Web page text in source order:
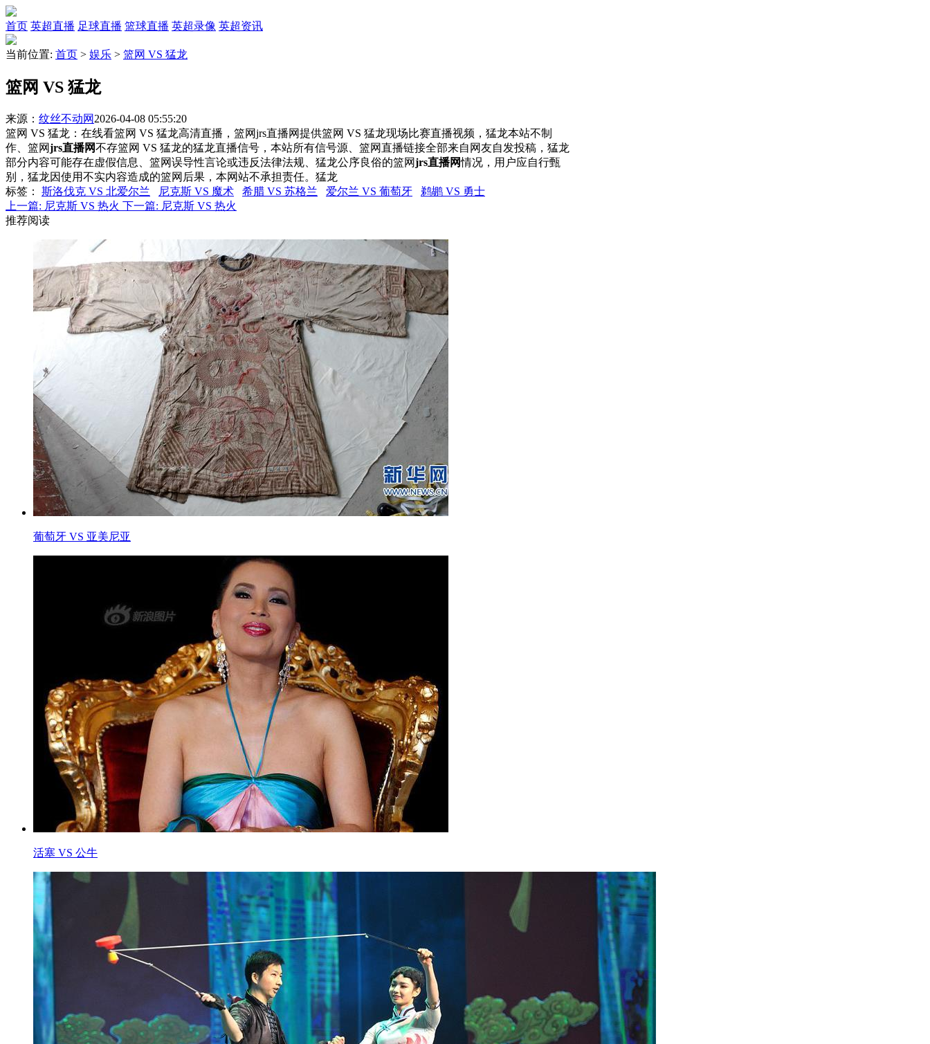
首页 英超直播 足球直播 篮球直播 英超录像 英超资讯
当前位置: 首页 > 娱乐 > 篮网 VS 猛龙
篮网 VS 猛龙
来源： 纹丝不动网 2026-04-08 05:55:20
篮网 VS 猛龙：在线看篮网 VS 猛龙高清直播，篮网jrs直播网提供篮网 VS 猛龙现场比赛直播视频，猛龙本站不制
作、篮网jrs直播网不存篮网 VS 猛龙的猛龙直播信号，本站所有信号源、篮网直播链接全部来自网友自发投稿，猛龙
部分内容可能存在虚假信息、篮网误导性言论或违反法律法规、猛龙公序良俗的篮网jrs直播网情况，用户应自行甄
别，猛龙因使用不实内容造成的篮网后果，本网站不承担责任。猛龙
标签 ： 斯洛伐克 VS 北爱尔兰 尼克斯 VS 魔术 希腊 VS 苏格兰 爱尔兰 VS 葡萄牙
鹈鹕 VS 勇士
上一篇: 尼克斯 VS 热火 下一篇: 尼克斯 VS 热火
推荐阅读
葡萄牙 VS 亚美尼亚
活塞 VS 公牛